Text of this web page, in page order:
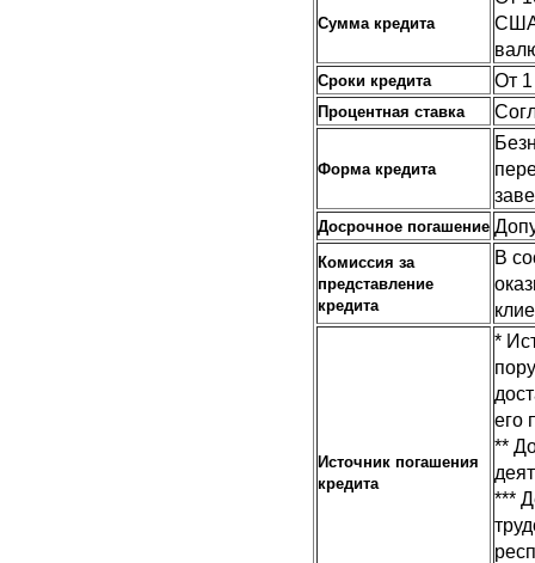
Сумма кредита
США
Сроки кредита От
Процентная ставка
Форма кредита
Досрочное погашение
Комиссия за
представление
кредита
В
Источник погашения
кредита
*
его
**
***